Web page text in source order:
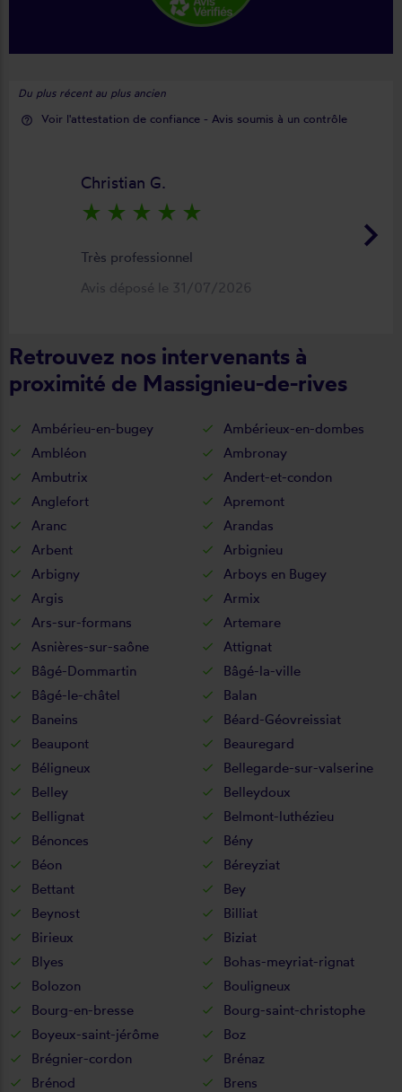
Du plus récent au plus ancien
help_outline Voir l'attestation de confiance - Avis soumis à un contrôle
keyboard_arrow_right
Christian G.
star_rate star_rate star_rate star_rate star_rate
Très professionnel
Avis déposé le 31/07/2026
Retrouvez nos intervenants à
proximité de Massignieu-de-rives
Ambérieu-en-bugey
Ambérieux-en-dombes
Ambléon
Ambronay
Ambutrix
Andert-et-condon
Anglefort
Apremont
Aranc
Arandas
Arbent
Arbignieu
Arbigny
Arboys en Bugey
Argis
Armix
Ars-sur-formans
Artemare
Asnières-sur-saône
Attignat
Bâgé-Dommartin
Bâgé-la-ville
Bâgé-le-châtel
Balan
Baneins
Béard-Géovreissiat
Beaupont
Beauregard
Béligneux
Bellegarde-sur-valserine
Belley
Belleydoux
Bellignat
Belmont-luthézieu
Bénonces
Bény
Béon
Béreyziat
Bettant
Bey
Beynost
Billiat
Birieux
Biziat
Blyes
Bohas-meyriat-rignat
Bolozon
Bouligneux
Bourg-en-bresse
Bourg-saint-christophe
Boyeux-saint-jérôme
Boz
Brégnier-cordon
Brénaz
Brénod
Brens